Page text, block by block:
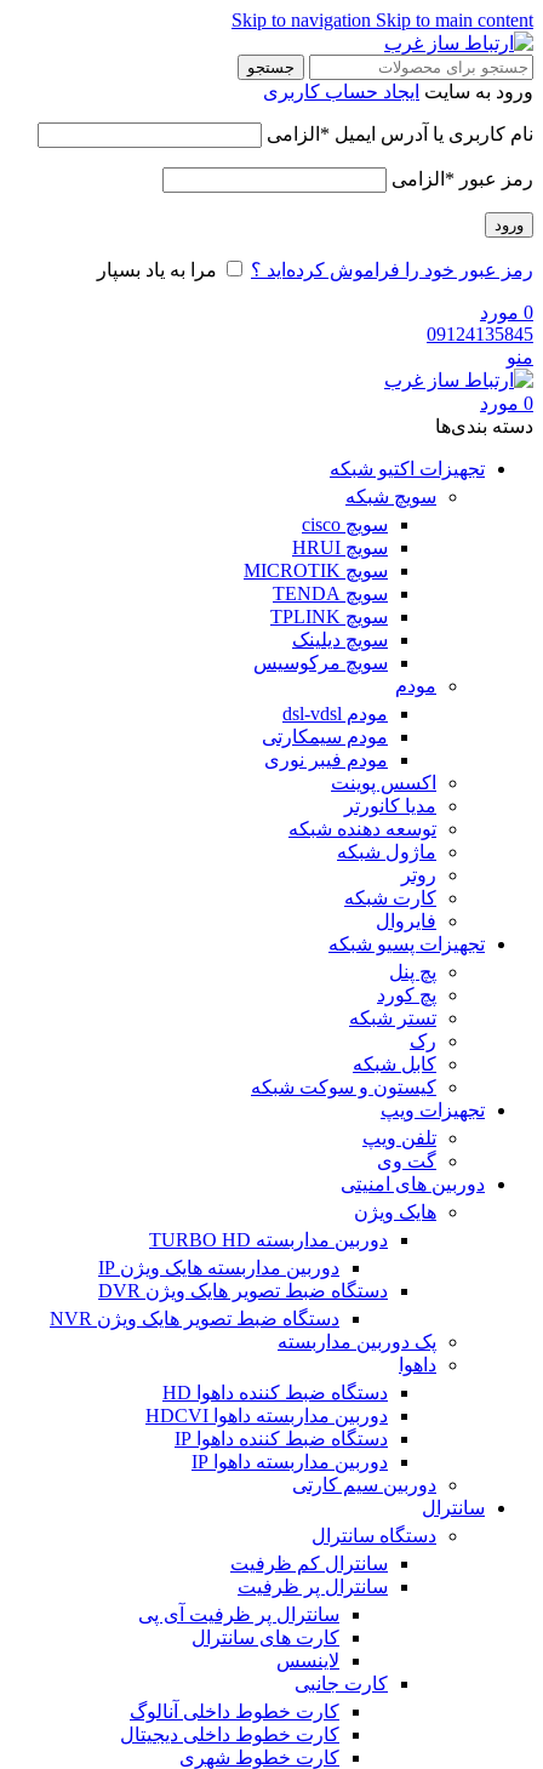
Skip to navigation Skip to main content
جستجو
ورود به سایت ایجاد حساب کاربری
نام کاربری یا آدرس ایمیل * الزامی
رمز عبور * الزامی
ورود
رمز عبور خود را فراموش کرده‌اید ؟ مرا به یاد بسپار
0 مورد
09124135845
منو
0 مورد
دسته‌ بندی‌ها
تجهیزات اکتیو شبکه
سویچ شبکه
سویچ cisco
سویچ HRUI
سویچ MICROTIK
سویچ TENDA
سویچ TPLINK
سویچ دیلینک
سویچ مرکوسیس
مودم
مودم dsl-vdsl
مودم سیمکارتی
مودم فیبر نوری
اکسس پوینت
مدیا کانورتر
توسعه دهنده شبکه
ماژول شبکه
روتر
کارت شبکه
فایروال
تجهیزات پسیو شبکه
پچ پنل
پچ کورد
تستر شبکه
رک
کابل شبکه
کیستون و سوکت شبکه
تجهیزات ویپ
تلفن ویپ
گت وی
دوربین های امنیتی
هایک ویژن
دوربین مداربسته TURBO HD
دوربین مداربسته هایک ویژن IP
دستگاه ضبط تصویر هایک ویژن DVR
دستگاه ضبط تصویر هایک ویژن NVR
پک دوربین مداربسته
داهوا
دستگاه ضبط کننده داهوا HD
دوربین مداربسته داهوا HDCVI
دستگاه ضبط کننده داهوا IP
دوربین مداربسته داهوا IP
دوربین سیم کارتی
سانترال
دستگاه سانترال
سانترال کم ظرفیت
سانترال پر ظرفیت
سانترال پر ظرفیت آی پی
کارت های سانترال
لاینسس
کارت جانبی
کارت خطوط داخلی آنالوگ
کارت خطوط داخلی دیجیتال
کارت خطوط شهری